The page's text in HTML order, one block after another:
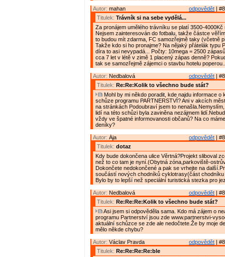
odpovědět |
Autor: mahan
Titulek: Trávník si na sebe vydělá...
Za pronájem umělého trávníku se platí 3500-4000Kč
Nejsem zainteresován do fotbalu, takže částce
to budou mít zdarma, FC samozřejmě taky (včetně
Takže kdo si ho pronajme? Na nějaký přátelák typu
díra to asi nevypadá... Počty: 10mega = 2500
cca 7 let v létě v zimě 1 placený zápas denně?
tak se samozřejmě zájemci o stavbu hotelu
odpovědět |
Autor: Nedbalová
Titulek: Re:Re:Kolik to všechno bude stát?
Mohl by mi někdo poradit, kde najdu informace o
schůze programu PARTNERSTVÍ? Ani v akcích
na stránkách Podoubraví jsem to
lidí na této schůzi byla zaviněna nezájmem
vždy ve špatné informovanosti občanů? Na co
deníky?
odpovědět |
Autor: Ája
Titulek: dotaz
Kdy bude dokončena ulice Věrtná?Projekt sliboval
než to co tam je nyní.(Obytná zóna,parkoviště-
Dokončete nedokončené a pak se vrhejte na
součástí nových chodníků cyklotrasy(část
Bylo by to lepší než speciální turistická stezka pro
odpovědět |
Autor: Nedbalová
Titulek: Re:Re:Re:Kolik to všechno bude stát?
Asi jsem si odpověděla sama. Kdo má zájem o
programu Partnerství jsou zde www.partnerstvi-
aktuální schůzce se zde ale nedočtete.Že by moje
mělo někde chybu?
odpovědět |
Autor: Václav Pravda
Titulek: Re:Re:Re:Re:ble